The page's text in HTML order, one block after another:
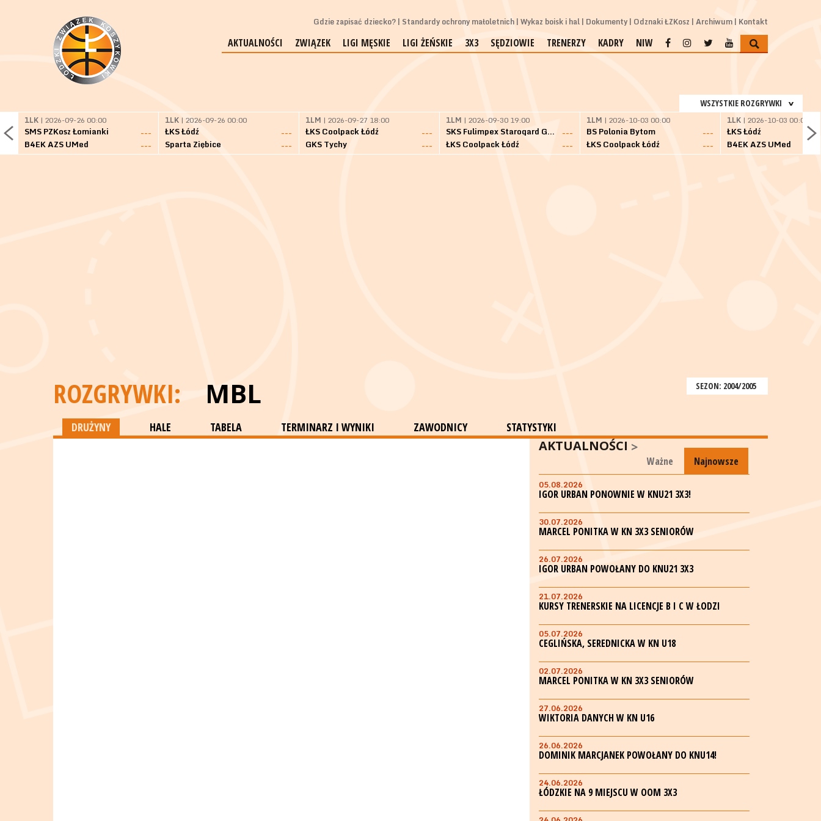
Gdzie zapisać dziecko? Standardy ochrony małoletnich Wykaz boisk i hal Dokumenty Odznaki ŁZKosz Archiwum Kontakt
AKTUALNOŚCI ZWIĄZEK LIGI MĘSKIE LIGI ŻEŃSKIE 3X3 SĘDZIOWIE TRENERZY KADRY NIW
WSZYSTKIE ROZGRYWKI
1LK | 2026-09-26 00:00
SMS PZKosz Łomianki
---
B4EK AZS UMed
---
1LK | 2026-09-26 00:00
ŁKS Łódź
---
Sparta Ziębice
---
1LM | 2026-09-27 18:00
ŁKS Coolpack Łódź
---
GKS Tychy
---
1LM | 2026-09-30 19:00
SKS Fulimpex Starogard Gdański
---
ŁKS Coolpack Łódź
---
1LM | 2026-10-03 00:00
BS Polonia Bytom
---
ŁKS Coolpack Łódź
---
1LK | 2026-10-03 00:00
ŁKS Łódź
B4EK AZS UMed
SEZON: 2004/2005
ROZGRYWKI: MBL
DRUŻYNY HALE TABELA TERMINARZ I WYNIKI ZAWODNICY STATYSTYKI
AKTUALNOŚCI
Najnowsze
Ważne
05.08.2026
IGOR URBAN PONOWNIE W KNU21 3X3!
30.07.2026
MARCEL PONITKA W KN 3X3 SENIORÓW
26.07.2026
IGOR URBAN POWOŁANY DO KNU21 3X3
21.07.2026
KURSY TRENERSKIE NA LICENCJE B I C W ŁODZI
05.07.2026
CEGLIŃSKA, SEREDNICKA W KN U18
02.07.2026
MARCEL PONITKA W KN 3X3 SENIORÓW
27.06.2026
WIKTORIA DANYCH W KN U16
26.06.2026
DOMINIK MARCJANEK POWOŁANY DO KNU14!
24.06.2026
ŁÓDZKIE NA 9 MIEJSCU W OOM 3X3